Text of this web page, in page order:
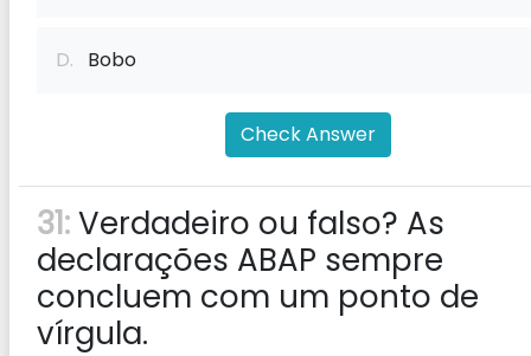
D. Bobo
Check Answer
31:Verdadeiro ou falso? As
declarações ABAP sempre
concluem com um ponto de
vírgula.